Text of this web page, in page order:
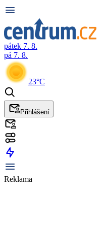
pátek 7. 8.
pá 7. 8.
23°C
Přihlášení
Reklama